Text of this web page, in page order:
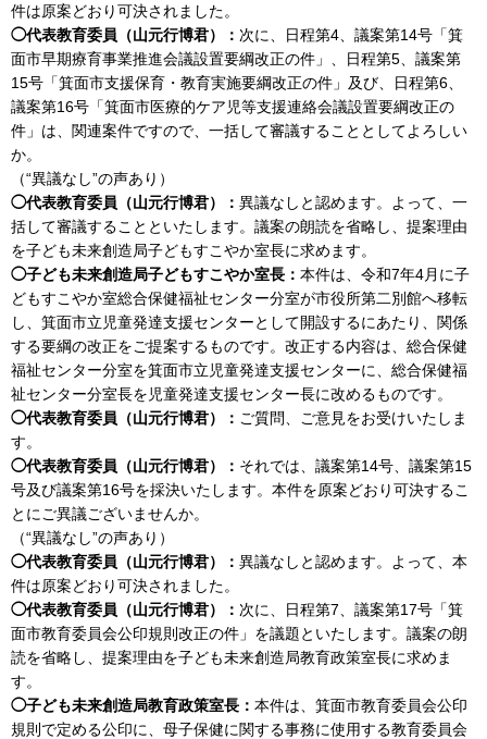
件は原案どおり可決されました。
◯代表教育委員（山元行博君）： 次に、日程第4、議案第14号「箕
面市早期療育事業推進会議設置要綱改正の件」、日程第5、議案第
15号「箕面市支援保育・教育実施要綱改正の件」及び、日程第6、
議案第16号「箕面市医療的ケア児等支援連絡会議設置要綱改正の
件」は、関連案件ですので、一括して審議することとしてよろしい
か。
（“異議なし”の声あり）
◯代表教育委員（山元行博君）： 異議なしと認めます。よって、一
括して審議することといたします。議案の朗読を省略し、提案理由
を子ども未来創造局子どもすこやか室長に求めます。
◯子ども未来創造局子どもすこやか室長： 本件は、令和7年4月に子
どもすこやか室総合保健福祉センター分室が市役所第二別館へ移転
し、箕面市立児童発達支援センターとして開設するにあたり、関係
する要綱の改正をご提案するものです。改正する内容は、総合保健
福祉センター分室を箕面市立児童発達支援センターに、総合保健福
祉センター分室長を児童発達支援センター長に改めるものです。
◯代表教育委員（山元行博君）： ご質問、ご意見をお受けいたしま
す。
◯代表教育委員（山元行博君）： それでは、議案第14号、議案第15
号及び議案第16号を採決いたします。本件を原案どおり可決するこ
とにご異議ございませんか。
（“異議なし”の声あり）
◯代表教育委員（山元行博君）： 異議なしと認めます。よって、本
件は原案どおり可決されました。
◯代表教育委員（山元行博君）： 次に、日程第7、議案第17号「箕
面市教育委員会公印規則改正の件」を議題といたします。議案の朗
読を省略し、提案理由を子ども未来創造局教育政策室長に求めま
す。
◯子ども未来創造局教育政策室長： 本件は、箕面市教育委員会公印
規則で定める公印に、母子保健に関する事務に使用する教育委員会